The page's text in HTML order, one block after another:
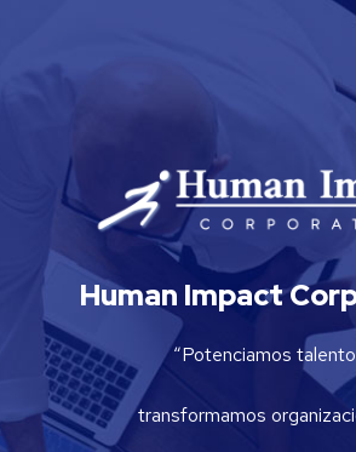
Human Impact
“Potenciamos
transformamos